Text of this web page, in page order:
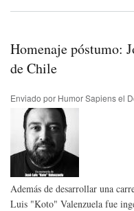
Homenaje póstumo:
de Chile
Enviado por Humor Sapiensel
Además de desarrollar una
Luis "Koto" Valenzuela fue